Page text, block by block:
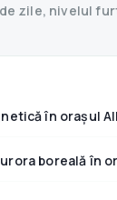
zile, nivelul
în orașul
boreală în